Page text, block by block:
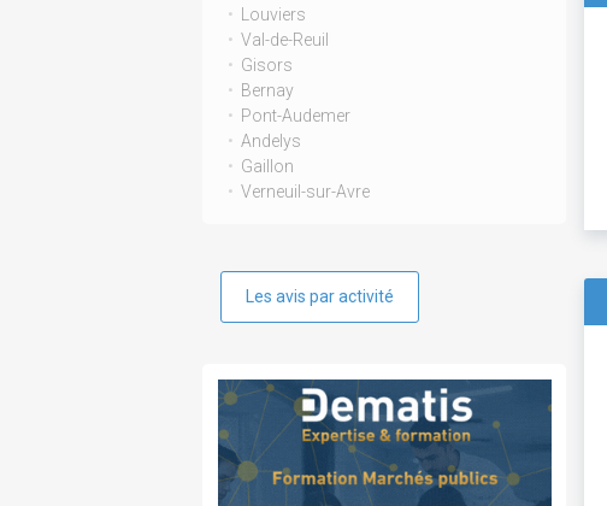
Louviers
Val-de-Reuil
Gisors
Bernay
Pont-Audemer
Andelys
Gaillon
Verneuil-sur-Avre
Les avis par activité